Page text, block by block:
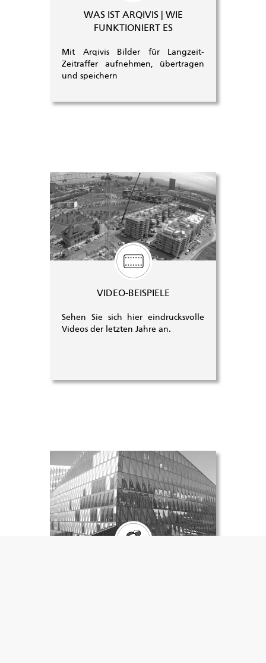
WAS IST ARQIVIS | WIE
FUNKTIONIERT ES
Mit Arqivis Bilder für Langzeit-
Zeitraffer aufnehmen, übertragen
und speichern
VIDEO-BEISPIELE
Sehen Sie sich hier eindrucksvolle
Videos der letzten Jahre an.